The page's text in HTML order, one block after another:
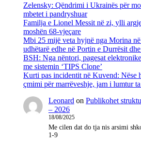
Zelensky: Qëndrimi i Ukrainës për
mbetet i pandryshuar
Familja e Lionel Messit në zi, ylli
moshën 68-vjeçare
Mbi 25 mijë veta hyjnë nga Morina
udhëtarë edhe në Portin e Durrësit
BSH: Nga nëntori, pagesat
me sistemin ‘TIPS Clone’
Kurti pas incidentit në Kuvend: Nëse
çmimi për marrëveshje, jam i lumtur
Leonard on Publikohet
– 2026
18/08/2025
Me cilen dat do tja nis arsimi
1-9